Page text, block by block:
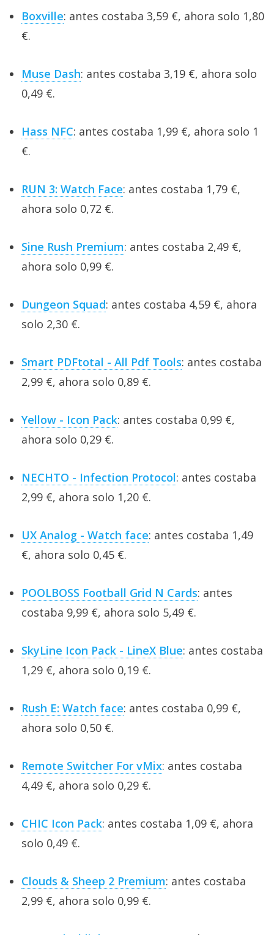
Boxville: antes costaba 3,59 €, ahora solo 1,80
€.
Muse Dash: antes costaba 3,19 €, ahora solo
0,49 €.
Hass NFC: antes costaba 1,99 €, ahora solo 1
€.
RUN 3: Watch Face: antes costaba 1,79 €,
ahora solo 0,72 €.
Sine Rush Premium: antes costaba 2,49 €,
ahora solo 0,99 €.
Dungeon Squad: antes costaba 4,59 €, ahora
solo 2,30 €.
Smart PDFtotal - All Pdf Tools: antes costaba
2,99 €, ahora solo 0,89 €.
Yellow - Icon Pack: antes costaba 0,99 €,
ahora solo 0,29 €.
NECHTO - Infection Protocol: antes costaba
2,99 €, ahora solo 1,20 €.
UX Analog - Watch face: antes costaba 1,49
€, ahora solo 0,45 €.
POOLBOSS Football Grid N Cards: antes
costaba 9,99 €, ahora solo 5,49 €.
SkyLine Icon Pack - LineX Blue: antes costaba
1,29 €, ahora solo 0,19 €.
Rush E: Watch face: antes costaba 0,99 €,
ahora solo 0,50 €.
Remote Switcher For vMix: antes costaba
4,49 €, ahora solo 0,29 €.
CHIC Icon Pack: antes costaba 1,09 €, ahora
solo 0,49 €.
Clouds & Sheep 2 Premium: antes costaba
2,99 €, ahora solo 0,99 €.